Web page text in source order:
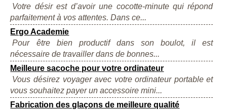
Votre désir est d’avoir une cocotte-minute qui répond
parfaitement à vos attentes. Dans ce...
Ergo Academie
Pour être bien productif dans son boulot, il est
nécessaire de travailler dans de bonnes...
Meilleure sacoche pour votre ordinateur
Vous désirez voyager avec votre ordinateur portable et
vous souhaitez payer un accessoire mini...
Fabrication des glaçons de meilleure qualité